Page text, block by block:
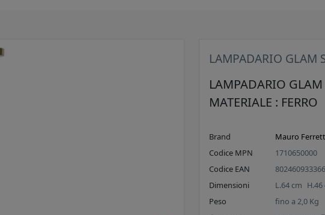
LAMPADARIO GLAM
LAMPADARIO
MATERIALE : FERRO
Brand
Mauro
Codice MPN
1710650000
Codice EAN
Dimensioni
L.64 cm H.46
Peso
fino a2,0 Kg